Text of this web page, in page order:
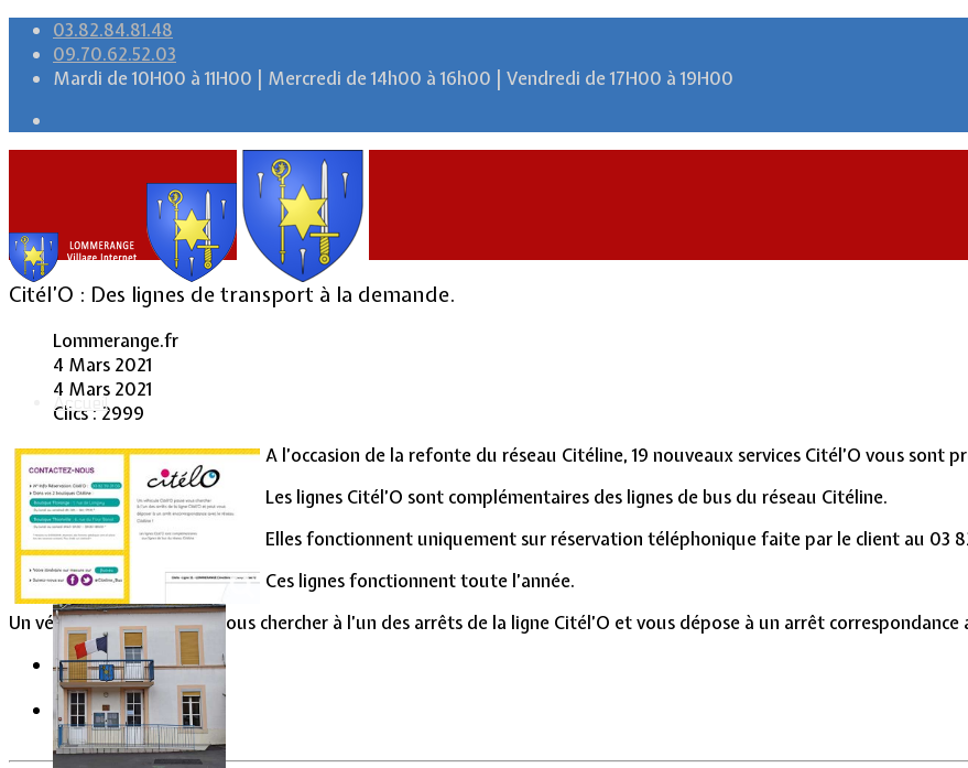
03.82.84.81.48
09.70.62.52.03
Mardi de 10H00 à 11H00 | Mercredi de 14h00 à 16h00 | Vendredi de 17H00 à 19H00
Accueil
Vie Municipale
Citél’O : Des lignes de transport à la demande.
Lommerange.fr
4 Mars 2021
4 Mars 2021
Clics : 2999
A l’occasion de la refonte du réseau Citéline, 19 nouveaux services Citél’O vous sont
Les lignes Citél’O sont complémentaires des lignes de bus du réseau Citéline.
Elles fonctionnent uniquement sur réservation téléphonique faite par le client au 03
Ces lignes fonctionnent toute l’année.
Un véhicule Citél’O passe vous chercher à l’un des arrêts de la ligne Citél’O et vous dépose à un arrêt correspondance